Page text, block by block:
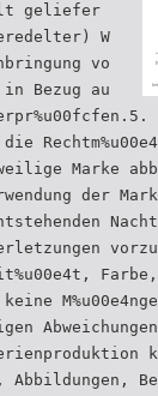
geliefer
W
vo
Bezug au
Marke
der